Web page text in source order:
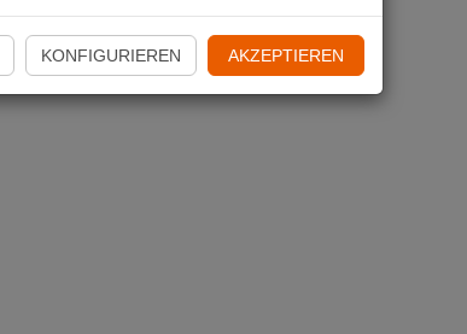
KONFIGURIEREN AKZEPTIEREN